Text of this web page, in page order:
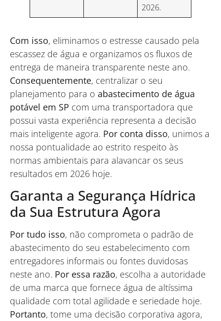
2026.
Com isso, eliminamos o estresse causado pela
escassez de água e organizamos os fluxos de
entrega de maneira transparente neste ano.
Consequentemente, centralizar o seu
planejamento para o abastecimento de água
potável em SP com uma transportadora que
possui vasta experiência representa a decisão
mais inteligente agora. Por conta disso, unimos a
nossa pontualidade ao estrito respeito às
normas ambientais para alavancar os seus
resultados em 2026 hoje.
Garanta a Segurança Hídrica
da Sua Estrutura Agora
Por tudo isso, não comprometa o padrão de
abastecimento do seu estabelecimento com
entregadores informais ou fontes duvidosas
neste ano. Por essa razão, escolha a autoridade
de uma marca que fornece água de altíssima
qualidade com total agilidade e seriedade hoje.
Portanto, tome uma decisão corporativa agora,